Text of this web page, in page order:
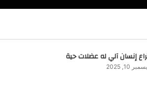
إنسان آلي له عضلات حية
10, 2025